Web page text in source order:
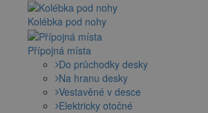
Kolébka pod nohy
Přípojná místa
Do průchodky desky
Na hranu desky
Vestavěné v desce
Elektricky otočné